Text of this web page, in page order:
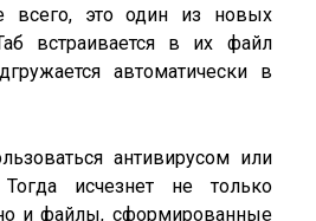
всего, это один из новых
встраивается в их файл
автоматически в
антивирусом или
Тогда исчезнет не только
и файлы, сформированные